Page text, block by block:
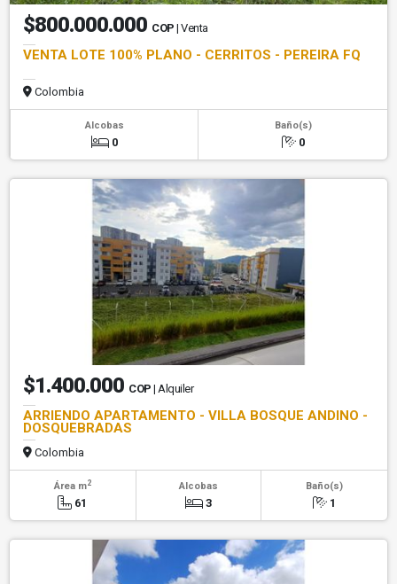
$800.000.000 COP | Venta
VENTA LOTE 100% PLANO - CERRITOS - PEREIRA FQ
Colombia
Alcobas
0
Baño(s)
0
$1.400.000 COP | Alquiler
ARRIENDO APARTAMENTO - VILLA BOSQUE ANDINO -
DOSQUEBRADAS
Colombia
Área m2
61
Alcobas
3
Baño(s)
1